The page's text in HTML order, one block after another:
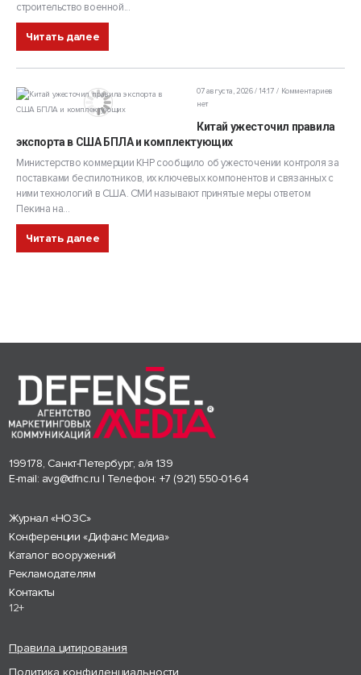
строительство военной...
Читать далее
07 августа, 2026 / 14:17
Комментариев
нет
Китай ужесточил правила
экспорта в США БПЛА и комплектующих
Министерство коммерции КНР сообщило об ужесточении контроля за
поставками беспилотников, их ключевых компонентов и связанных с
ними технологий в США. СМИ называют принятые меры ответом
Пекина на...
Читать далее
199178, Санкт-Петербург, а/я 139
E-mail: avg@dfnc.ru | Телефон: +7 (921) 550-01-64
Журнал «НОЗС»
Конференции «Дифанс Медиа»
Каталог вооружений
Рекламодателям
Контакты
12+
Правила цитирования